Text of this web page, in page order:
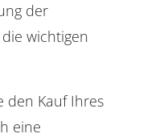
der
wichtigen
den Kauf Ihres
eine